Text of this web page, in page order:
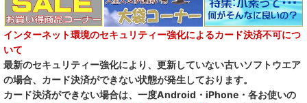
インターネット環境のセキュリティー強化によるカード決済不可につ
いて
最新のセキュリティー強化により、更新していない古いソフトウエア
の場合、カード決済ができない状態が発生しております。
カード決済ができない場合は、一度Android・iPhone・各お使いの